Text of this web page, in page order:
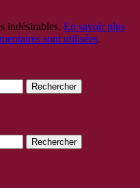
indésirables. En savoir plus
sont utilisées.